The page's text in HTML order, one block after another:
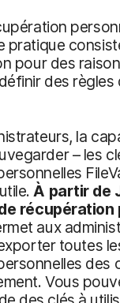
pratique
pour des
des règles
la
– les
À partir de
récupération
aux
toutes
des
Vous